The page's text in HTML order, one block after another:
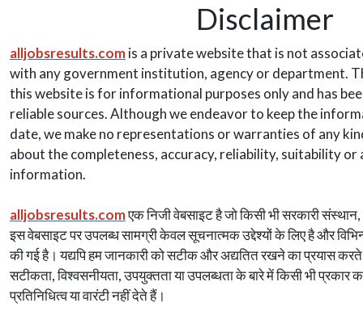
Disclaimer
alljobsresults.comis a private website that is not
with any government institution, agency or department.
this website is for informational purposes only and has
reliable sources. Although we endeavor to keep the
date, we make no representations or warranties of any
about the completeness, accuracy, reliability, suitability
information.
alljobsresults.comएक निजी वेबसाइट है जो किसी भी सरकारी
इस वेबसाइट पर उपलब्ध सामग्री केवल सूचनात्मक उद्देश्यों के लिए है और
की गई है। यद्यपि हम जानकारी को सटीक और अद्यतित रखने का प्रयास करते
सटीकता, विश्वसनीयता, उपयुक्तता या उपलब्धता के बारे में किसी भी प्रकार
प्रतिनिधित्व या वारंटी नहीं देते हैं।